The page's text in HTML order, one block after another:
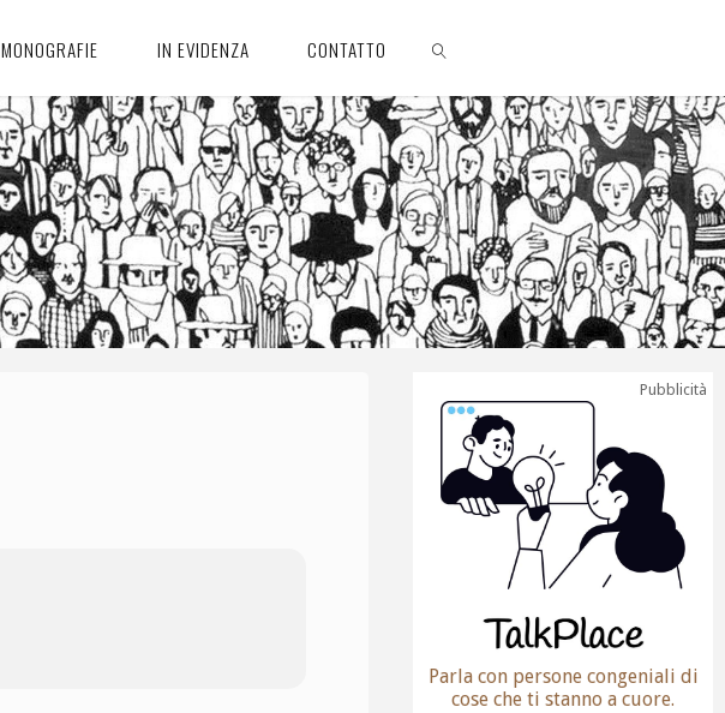
MONOGRAFIE IN EVIDENZA CONTATTO
CERCA
Pubblicità
Parla con persone congeniali di
cose che ti stanno a cuore.